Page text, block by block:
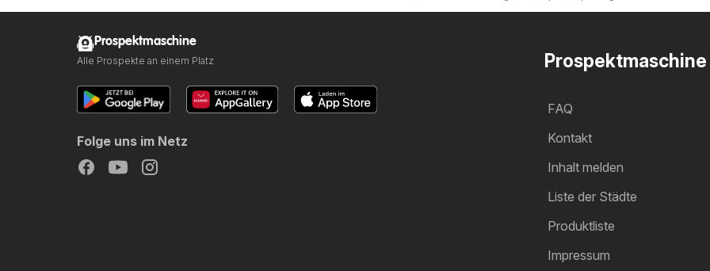
Prospektmaschine
FAQ
Kontakt
Inhalt melden
Liste der Städte
Produktliste
Impressum
Prospektmaschine
Alle Prospekte an einem Platz
Folge uns im Netz